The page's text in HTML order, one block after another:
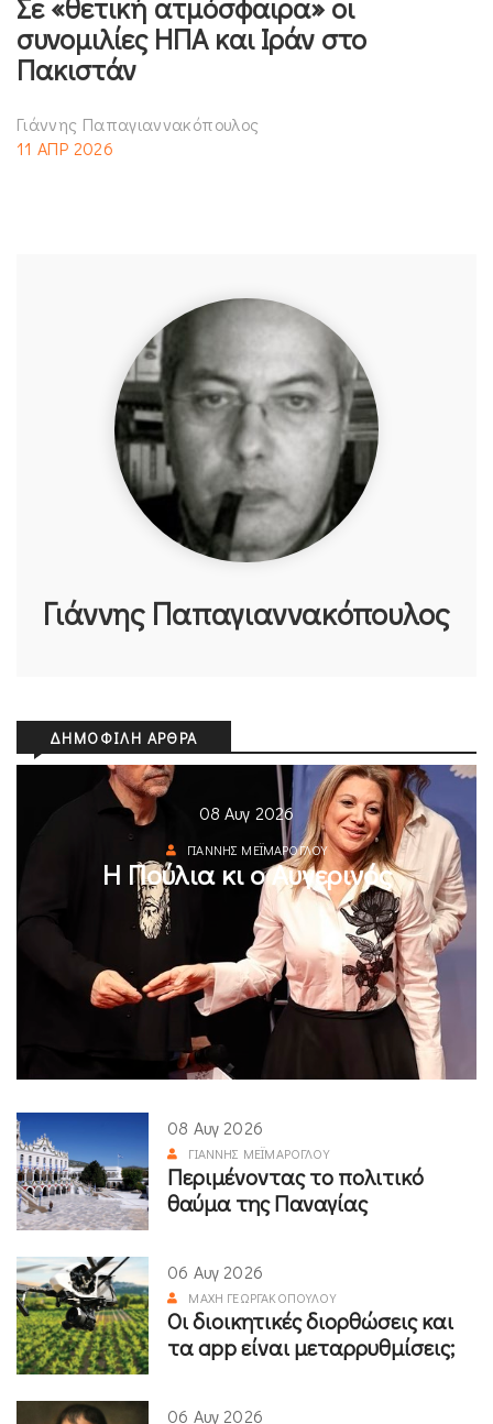
Σε «θετική ατμόσφαιρα» οι
συνομιλίες ΗΠΑ και Ιράν στο
Πακιστάν
Γιάννης Παπαγιαννακόπουλος
11 ΑΠΡ 2026
Γιάννης Παπαγιαννακόπουλος
ΔΗΜΟΦΙΛΉ ΆΡΘΡΑ
08 Αυγ 2026
ΓΙΆΝΝΗΣ ΜΕΪΜΆΡΟΓΛΟΥ
Η Πούλια κι ο Αυγερινός
08 Αυγ 2026
ΓΙΆΝΝΗΣ ΜΕΪΜΆΡΟΓΛΟΥ
Περιμένοντας το πολιτικό
θαύμα της Παναγίας
06 Αυγ 2026
ΜΆΧΗ ΓΕΩΡΓΑΚΟΠΟΎΛΟΥ
Οι διοικητικές διορθώσεις και
τα app είναι μεταρρυθμίσεις;
06 Αυγ 2026